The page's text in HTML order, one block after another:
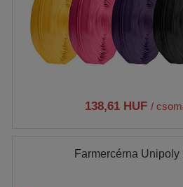
138,61 HUF /
Farmercérna Unipoly